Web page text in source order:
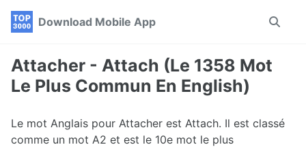
Skip
navigation
Skip
Skip
Download Mobile App
Toggle
Attacher - Attach (Le 1358 Mot
Le Plus Commun En English)
Le mot Anglais pour Attacher est Attach. Il est classé
comme un mot A2 et est le 10e mot le plus